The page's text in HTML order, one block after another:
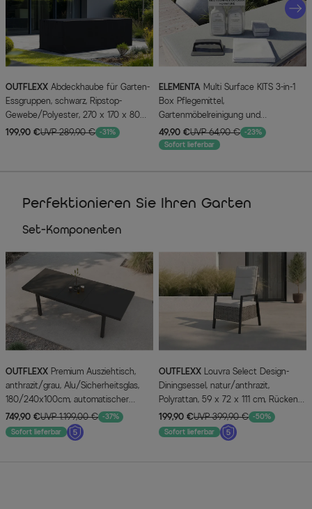
OUTFLEXX
Essgruppen, schwarz, Ripstop-
Gewebe/Polyester, 270 x 170 x 80
cm, wasserabweisend, UV-Schutz
199,90 €UVP 289,90 € -31%
ELEMENTA
Box Pflegemittel,
Gartenmöbelreinigung und
Oberflächenschutz, 2 x 750 ml
49,90 €UVP 64,90 € -23%
Sofort lieferbar
Perfektionieren Sie Ihren Garten
Set-Komponenten
OUTFLEXX
anthrazit/grau, Alu/Sicherheitsglas,
180/240x100cm, automatischer
Ausziehmechanismus
749,90 €UVP 1.199,00 € -37%
Sofort lieferbar
OUTFLEXX
Diningsessel, natur/anthrazit,
Polyrattan, 59 x 72 x 111 cm, Rücken
stufenlos verstellbar
199,90 €UVP 399,90 € -50%
Sofort lieferbar